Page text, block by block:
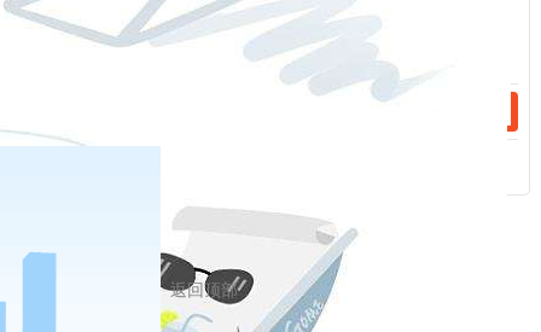
月是故乡明 月饼传乡情
雅人深致、与礼同行
返回顶部